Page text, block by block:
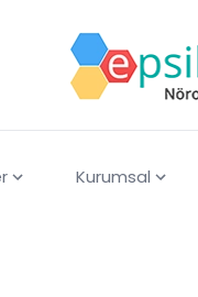
Kurumsal